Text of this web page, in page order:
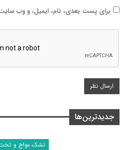
برای پست بعدی، نام، ایمیل، و وب
جدیدترین‌ها
تشک مواج و تخت